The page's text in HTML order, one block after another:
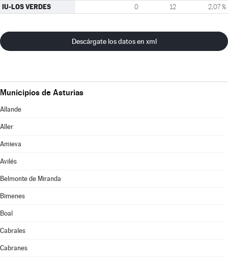
IU-LOS VERDES 0 12 2,07 %
Descárgate los datos en xml
Municipios de Asturias
Allande
Aller
Amieva
Avilés
Belmonte de Miranda
Bimenes
Boal
Cabrales
Cabranes